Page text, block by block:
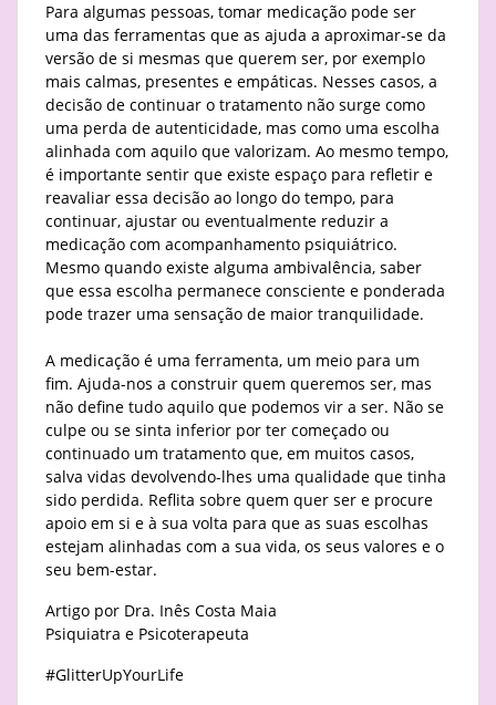
Para algumas pessoas, tomar medicação pode ser
uma das ferramentas que as ajuda a aproximar-se da
versão de si mesmas que querem ser, por exemplo
mais calmas, presentes e empáticas. Nesses casos, a
decisão de continuar o tratamento não surge como
uma perda de autenticidade, mas como uma escolha
alinhada com aquilo que valorizam. Ao mesmo tempo,
é importante sentir que existe espaço para refletir e
reavaliar essa decisão ao longo do tempo, para
continuar, ajustar ou eventualmente reduzir a
medicação com acompanhamento psiquiátrico.
Mesmo quando existe alguma ambivalência, saber
que essa escolha permanece consciente e ponderada
pode trazer uma sensação de maior tranquilidade.
A medicação é uma ferramenta, um meio para um
fim. Ajuda-nos a construir quem queremos ser, mas
não define tudo aquilo que podemos vir a ser. Não se
culpe ou se sinta inferior por ter começado ou
continuado um tratamento que, em muitos casos,
salva vidas devolvendo-lhes uma qualidade que tinha
sido perdida. Reflita sobre quem quer ser e procure
apoio em si e à sua volta para que as suas escolhas
estejam alinhadas com a sua vida, os seus valores e o
seu bem-estar.
Artigo por Dra. Inês Costa Maia
Psiquiatra e Psicoterapeuta
#GlitterUpYourLife